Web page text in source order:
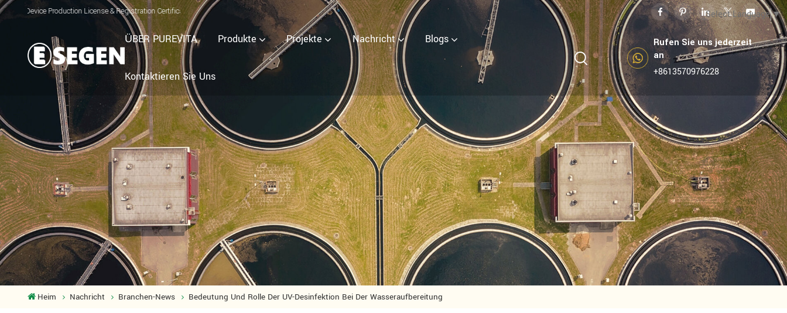
Select Language▼
License & Registration Certificate for Electrolyzed Oxidizing Water (EOW) Generator
ÜBER PUREVITA Produkte Projekte Nachricht Blogs
Kontaktieren Sie Uns
Rufen Sie uns jederzeit
an
+8613570976228
Heim Nachricht Branchen-News Bedeutung Und Rolle Der UV-Desinfektion Bei Der Wasseraufbereitung